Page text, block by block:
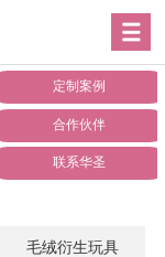
定制案例
合作伙伴
联系华圣
毛绒衍生玩具